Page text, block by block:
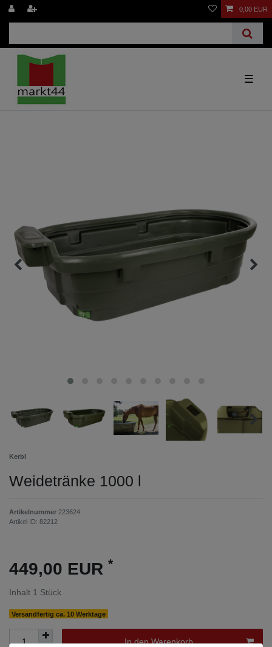
0,00 EUR
☰
Kerbl
Weidetränke 1000 l
Artikelnummer 223624
Artikel ID: 82212
449,00 EUR *
Inhalt 1 Stück
Versandfertig ca. 10 Werktage
In den Warenkorb